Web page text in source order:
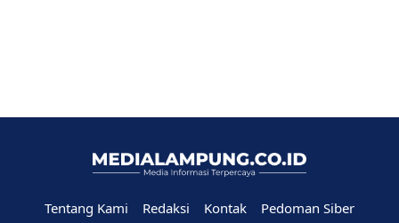
Tentang Kami Redaksi Kontak Pedoman Siber